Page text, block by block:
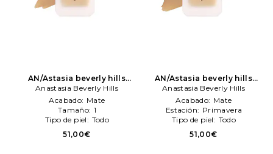
AN/Astasia beverly hills
maquillaje perfecteng
blurreng foundation en
color belleza: N/A Anastasia
Beverly Hills
Anastasia Beverly Hills
Acabado: Mate
Tamaño: 1
Tipo de piel: Todo
51,00€
AN/Astasia beverly hills
maquillaje perfecteng
blurreng foundation en
color belleza: N/A Anastasia
Beverly Hills
Anastasia Beverly Hills
Acabado: Mate
Estación: Primavera
Tipo de piel: Todo
51,00€